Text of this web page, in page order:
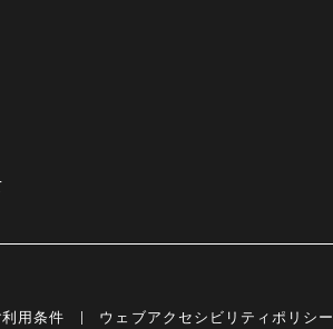
用条件 ウェブアクセシビリティポリシー